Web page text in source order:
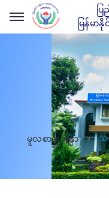
ပ
မြန်မ
မူလစာမျက်နှာ သ